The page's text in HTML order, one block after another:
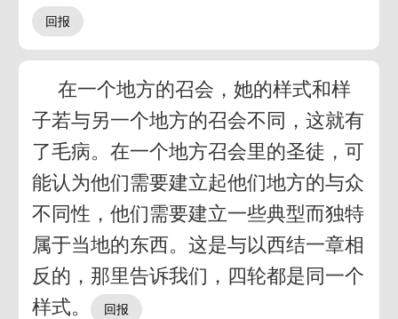
在一个地方的召会，她的样式和样
子若与另一个地方的召会不同，这就有
了毛病。在一个地方召会里的圣徒，可
能认为他们需要建立起他们地方的与众
不同性，他们需要建立一些典型而独特
属于当地的东西。这是与以西结一章相
反的，那里告诉我们，四轮都是同一个
样式。